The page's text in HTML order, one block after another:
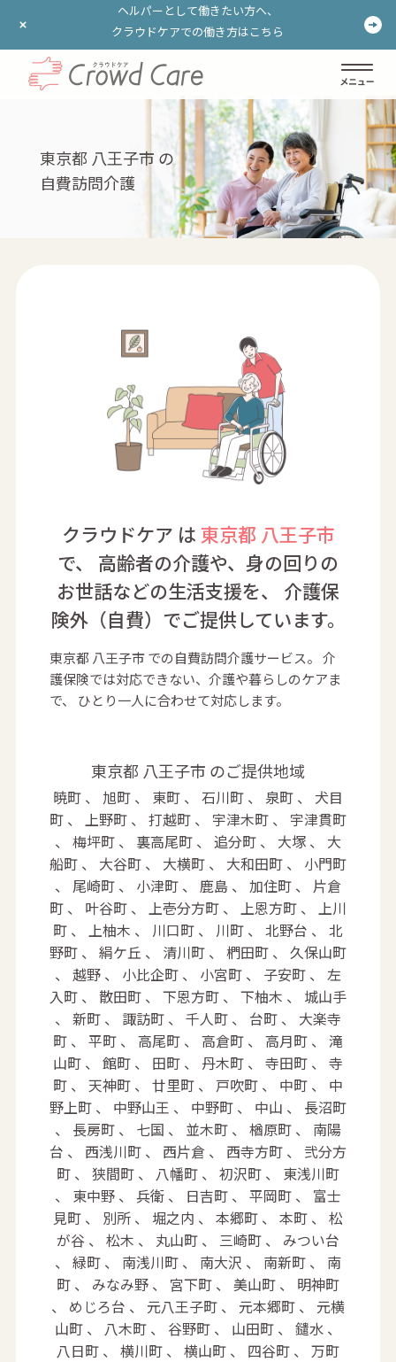
ヘルパーとして働きたい方へ、
クラウドケアでの働き方はこちら
ヘルパーとして働きたい方へ、
クラウドケアでの働き方はこちら
東京都 八王子市 の
自費訪問介護
クラウドケア は 東京都 八王子市
で、
高齢者の介護や、身の回りの
お世話などの生活支援を、
介護保
険外（自費）でご提供しています。
東京都 八王子市 での自費訪問介護サービス。 介
護保険では対応できない、介護や暮らしのケアま
で、
ひとり一人に合わせて対応します。
東京都 八王子市 のご提供地域
暁町 、 旭町 、 東町 、 石川町 、 泉町 、 犬目
町 、 上野町 、 打越町 、 宇津木町 、 宇津貫町
、 梅坪町 、 裏高尾町 、 追分町 、 大塚 、 大
船町 、 大谷町 、 大横町 、 大和田町 、 小門町
、 尾崎町 、 小津町 、 鹿島 、 加住町 、 片倉
町 、 叶谷町 、 上壱分方町 、 上恩方町 、 上川
町 、 上柚木 、 川口町 、 川町 、 北野台 、 北
野町 、 絹ケ丘 、 清川町 、 椚田町 、 久保山町
、 越野 、 小比企町 、 小宮町 、 子安町 、 左
入町 、 散田町 、 下恩方町 、 下柚木 、 城山手
、 新町 、 諏訪町 、 千人町 、 台町 、 大楽寺
町 、 平町 、 高尾町 、 高倉町 、 高月町 、 滝
山町 、 館町 、 田町 、 丹木町 、 寺田町 、 寺
町 、 天神町 、 廿里町 、 戸吹町 、 中町 、 中
野上町 、 中野山王 、 中野町 、 中山 、 長沼町
、 長房町 、 七国 、 並木町 、 楢原町 、 南陽
台 、 西浅川町 、 西片倉 、 西寺方町 、 弐分方
町 、 狭間町 、 八幡町 、 初沢町 、 東浅川町
、 東中野 、 兵衛 、 日吉町 、 平岡町 、 富士
見町 、 別所 、 堀之内 、 本郷町 、 本町 、 松
が谷 、 松木 、 丸山町 、 三崎町 、 みつい台
、 緑町 、 南浅川町 、 南大沢 、 南新町 、 南
町 、 みなみ野 、 宮下町 、 美山町 、 明神町
、 めじろ台 、 元八王子町 、 元本郷町 、 元横
山町 、 八木町 、 谷野町 、 山田町 、 鑓水 、
八日町 、 横川町 、 横山町 、 四谷町 、 万町